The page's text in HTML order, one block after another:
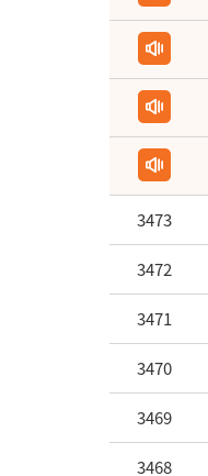
3473
3472
3471
3470
3469
3468